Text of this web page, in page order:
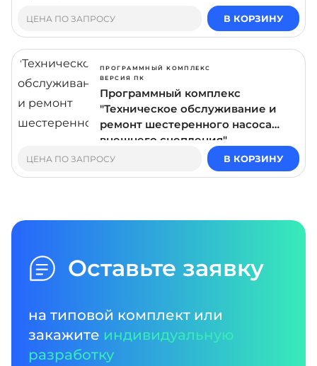
ЦЕНА ПО ЗАПРОСУ В КОРЗИНУ
ПРОГРАММНЫЙ КОМПЛЕКС
ВЕРСИЯ ПК
Программный комплекс
"Техническое обслуживание и
ремонт шестеренного насоса
внешнего сцепления"
ЦЕНА ПО ЗАПРОСУ В КОРЗИНУ
Оставьте заявку
на типовой комплект или
закажите индивидуальную
разработку